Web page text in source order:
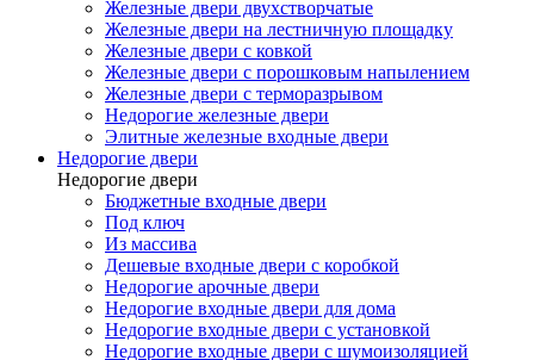
Железные двери двухстворчатые
Железные двери на лестничную площадку
Железные двери с ковкой
Железные двери с порошковым напылением
Железные двери с терморазрывом
Недорогие железные двери
Элитные железные входные двери
Недорогие двери
Недорогие двери
Бюджетные входные двери
Под ключ
Из массива
Дешевые входные двери с коробкой
Недорогие арочные двери
Недорогие входные двери для дома
Недорогие входные двери с установкой
Недорогие входные двери с шумоизоляцией